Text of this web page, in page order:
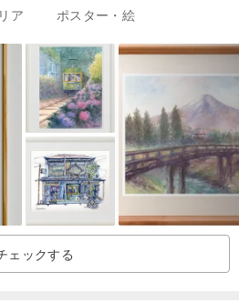
ア ポスター・絵
ェックする